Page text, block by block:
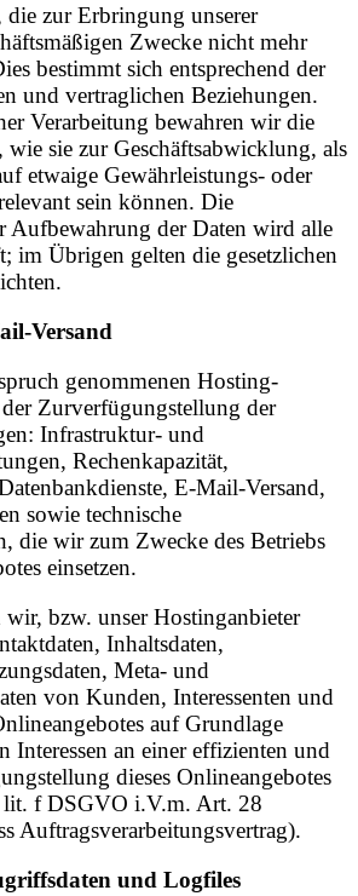
die zur Erbringung unserer
Zwecke nicht mehr
bestimmt sich entsprechend der
und vertraglichen Beziehungen.
Verarbeitung bewahren wir die
wie sie zur Geschäftsabwicklung, als
etwaige Gewährleistungs- oder
sein können. Die
Aufbewahrung der Daten wird alle
im Übrigen gelten die gesetzlichen
Versand
genommenen Hosting-
Zurverfügungstellung der
Infrastruktur- und
Rechenkapazität,
E-Mail-Versand,
sowie technische
die wir zum Zwecke des Betriebs
einsetzen.
bzw. unser Hostinganbieter
Inhaltsdaten,
Meta- und
von Kunden, Interessenten und
auf Grundlage
Interessen an einer effizienten und
dieses Onlineangebotes
lit. f DSGVO i.V.m. Art. 28
Auftragsverarbeitungsvertrag).
und Logfiles